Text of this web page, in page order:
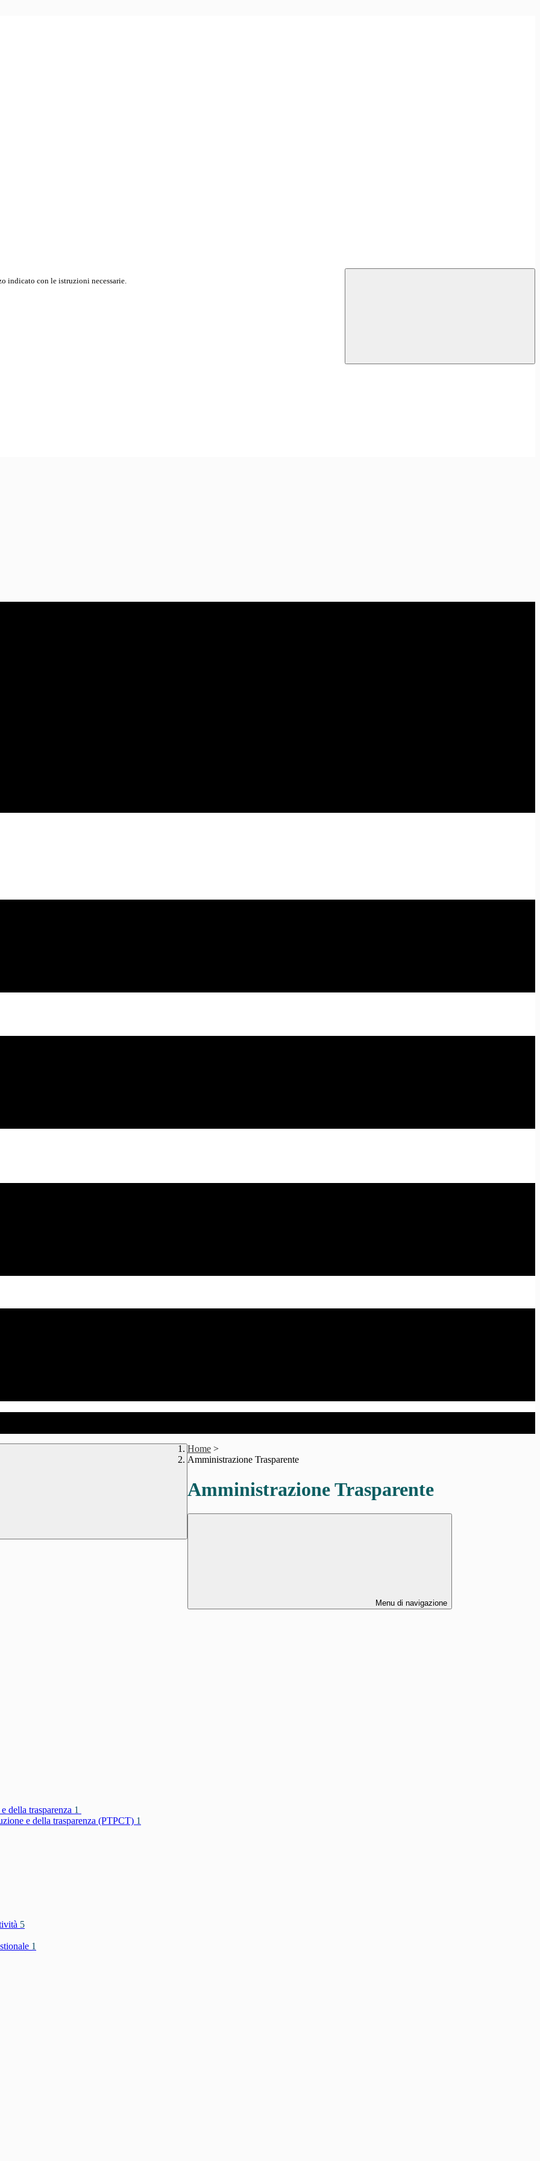
indicato con le istruzioni necessarie.
Home >
Amministrazione Trasparente
Amministrazione Trasparente
Menu di navigazione
della trasparenza 1
e della trasparenza (PTPCT) 1
5
1